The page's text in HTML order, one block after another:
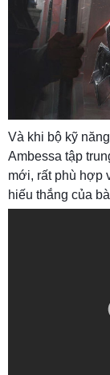
Và khi bộ kỹ
Ambessa tập
mới, rất phù hợp
hiếu thắng của